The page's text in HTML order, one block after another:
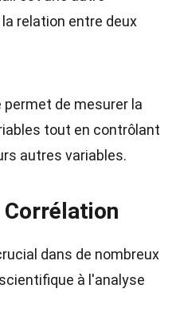
relation entre deux
de mesurer la
tout en contrôlant
autres variables.
dans de nombreux
à l'analyse